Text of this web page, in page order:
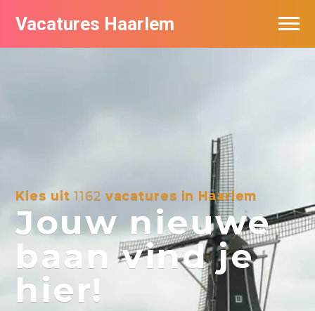
Vacatures Haarlem
Kies uit1162 vacatures in Haarlem
Jouw nieuwe
baan vind je
hier!
Vacatures per bedrijf in Haarlem